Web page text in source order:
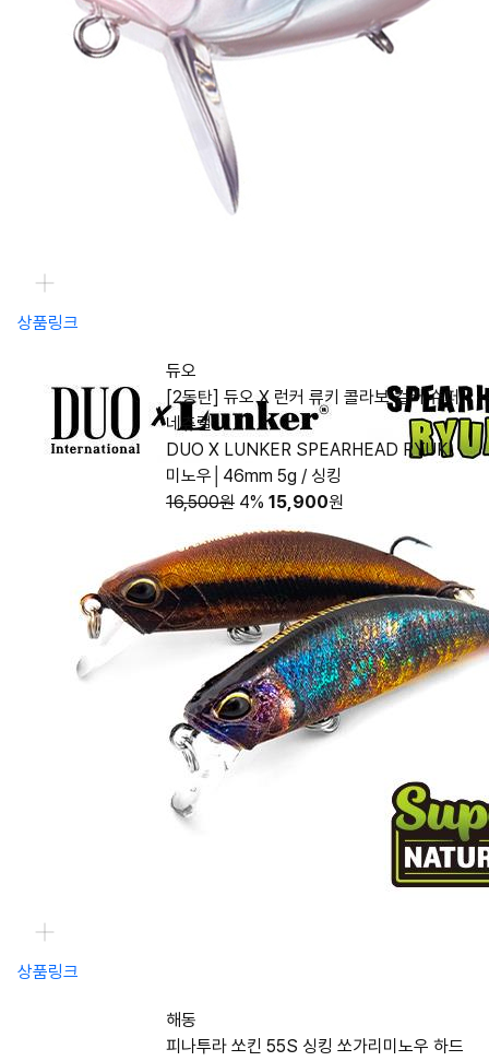
상품링크
듀오
[2동탄] 듀오 X 런커 류키 콜라보 컬러 슈퍼
네츄럴
DUO X LUNKER SPEARHEAD RYUKI
미노우│46mm 5g / 싱킹
16,500원 4% 15,900원
상품링크
해동
피나투라 쏘킨 55S 싱킹 쏘가리미노우 하드